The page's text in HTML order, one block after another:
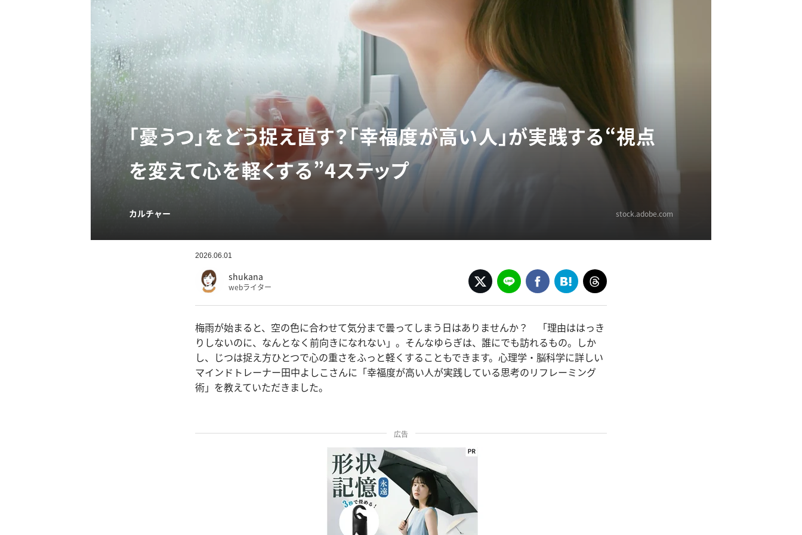
「憂うつ」をどう捉え直す？「幸福度が高い人」が実践する“視点
を変えて心を軽くする”4ステップ
カルチャー stock.adobe.com
2026.06.01
shukana
webライター
梅雨が始まると、空の色に合わせて気分まで曇ってしまう日はありませんか？ 「理由ははっき
りしないのに、なんとなく前向きになれない」。そんなゆらぎは、誰にでも訪れるもの。しか
し、じつは捉え方ひとつで心の重さをふっと軽くすることもできます。心理学・脳科学に詳しい
マインドトレーナー田中よしこさんに「幸福度が高い人が実践している思考のリフレーミング
術」を教えていただきました。
広告